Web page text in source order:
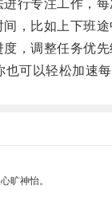
专注工作，每
比如上下班途
调整任务优先
以轻松加速每
旷神怡。